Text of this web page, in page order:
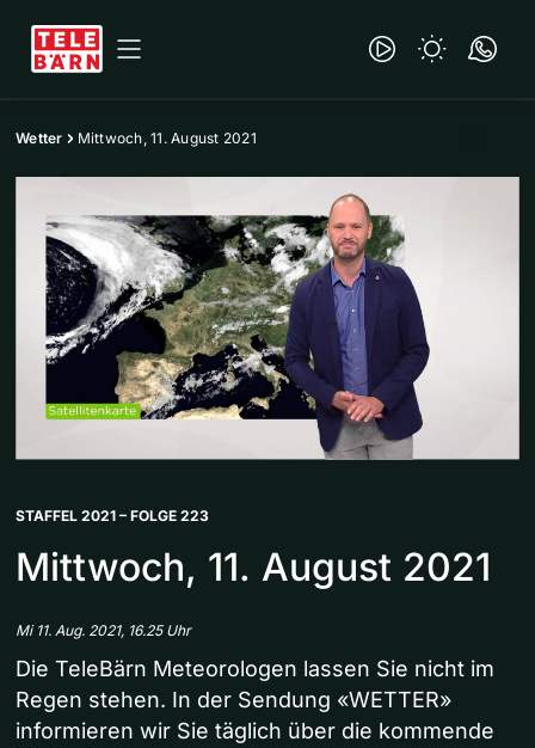
Wetter Mittwoch, 11. August 2021
STAFFEL 2021 – FOLGE 223
Mittwoch, 11. August 2021
Mi 11. Aug. 2021, 16.25 Uhr
Die TeleBärn Meteorologen lassen Sie nicht im
Regen stehen. In der Sendung «WETTER»
informieren wir Sie täglich über die kommende